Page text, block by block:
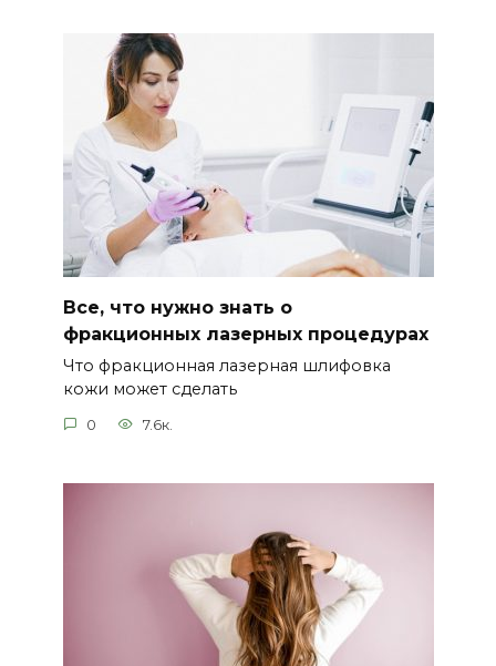
Все, что нужно знать о
фракционных лазерных процедурах
Что фракционная лазерная шлифовка
кожи может сделать
0 7.6к.